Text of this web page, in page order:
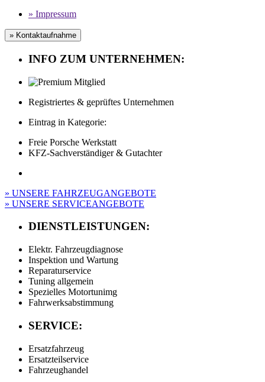
» Impressum
» Kontaktaufnahme
INFO ZUM UNTERNEHMEN:
Registriertes & geprüftes Unternehmen
Eintrag in Kategorie:
Freie Porsche Werkstatt
KFZ-Sachverständiger & Gutachter
» UNSERE FAHRZEUGANGEBOTE
» UNSERE SERVICEANGEBOTE
DIENSTLEISTUNGEN:
Elektr. Fahrzeugdiagnose
Inspektion und Wartung
Reparaturservice
Tuning allgemein
Spezielles Motortunimg
Fahrwerksabstimmung
SERVICE:
Ersatzfahrzeug
Ersatzteilservice
Fahrzeughandel